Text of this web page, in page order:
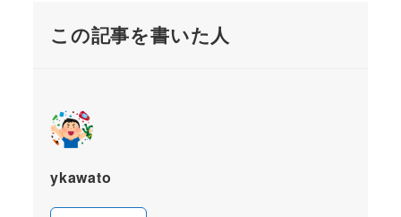
この記事を書いた人
ykawato